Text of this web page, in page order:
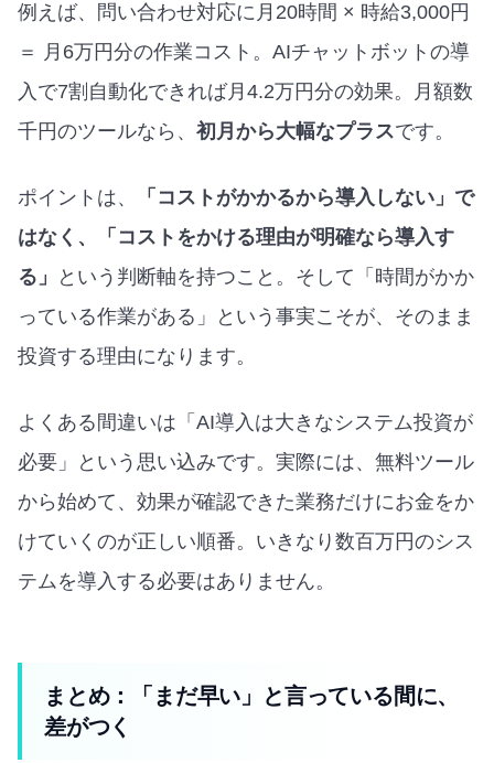
例えば、問い合わせ対応に月20時間 × 時給3,000円
＝ 月6万円分の作業コスト。AIチャットボットの導
入で7割自動化できれば月4.2万円分の効果。月額数
千円のツールなら、 初月から大幅なプラスです。
ポイントは、
「コストがかかるから導入しない」で
はなく、「コストをかける理由が明確なら導入す
る」
という判断軸を持つこと。そして「時間がかか
っている作業がある」という事実こそが、そのまま
投資する理由になります。
よくある間違いは「AI導入は大きなシステム投資が
必要」という思い込みです。実際には、無料ツール
から始めて、効果が確認できた業務だけにお金をか
けていくのが正しい順番。いきなり数百万円のシス
テムを導入する必要はありません。
まとめ：「まだ早い」と言っている間に、
差がつく